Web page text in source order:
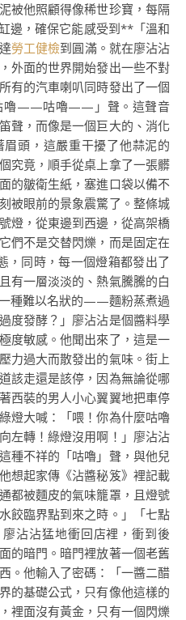
被他照顧得像稀世珍寶，每隔
邊，確保它能感受到**「溫和
勞工健檢到圓滿。就在廖沾沾
外面的世界開始發出一些不對
有的汽車喇叭同時發出了一個
嚕——咕嚕——」聲。這聲音
聲，而像是一個巨大的、消化
頭，這嚴重干擾了他蒜泥的
究竟，順手從桌上拿了一張髒
的皺衛生紙，塞進口袋以備不
被眼前的景象震驚了。整條城
燈，從東邊到西邊，從高架橋
們不是交替閃爍，而是固定在
，同時，每一個燈箱都發出了
有一層淡淡的、熱氣騰騰的白
種難以名狀的——麵粉蒸煮過
度發酵？」廖沾沾是個醬料學
度敏感。他聞出來了，這是一
力過大而散發出的氣味。街上
該走還是該停，因為無論從哪
西裝的男人小心翼翼地把車停
燈大喊：「喂！你為什麼咕嚕
左轉！綠燈沒用啊！」廖沾沾
種不祥的「咕嚕」聲，與他兒
想起家傳《沾醬秘笈》裡記載
都被麵皮的氣味籠罩，且燈號
餃臨界點到來之時。」「七點
沾沾猛地衝回店裡，衝到後
的暗門。暗門裡放著一個老舊
。他輸入了密碼：「一醬二醋
的基礎公式，只有像他這樣的
裡面沒有黃金，只有一個閃爍